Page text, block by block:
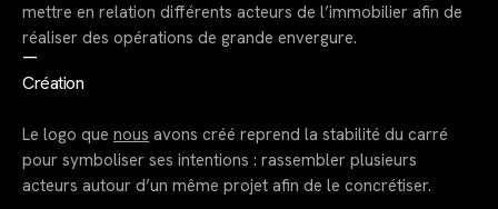
mettre en relation différents acteurs de l’immobilier afin de
réaliser des opérations de grande envergure.
—
Création
Le logo que nous avons créé reprend la stabilité du carré
pour symboliser ses intentions : rassembler plusieurs
acteurs autour d’un même projet afin de le concrétiser.